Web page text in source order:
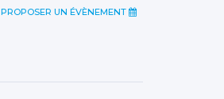
PROPOSER UN ÉVÈNEMENT